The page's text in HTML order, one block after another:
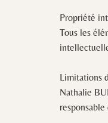
Propriété
Tous les
Limitations
Nathalie